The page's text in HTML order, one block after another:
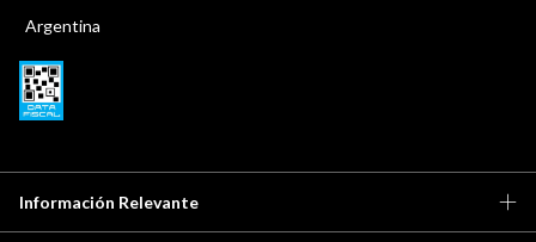
Argentina
Información Relevante